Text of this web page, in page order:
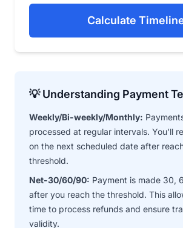
Calculate
💡 Understanding Payment
Weekly/Bi-weekly/Monthly:
processed at regular intervals. You'll
on the next scheduled date after
threshold.
Net-30/60/90: Payment is made 30,
after you reach the threshold. This
time to process refunds and ensure
validity.